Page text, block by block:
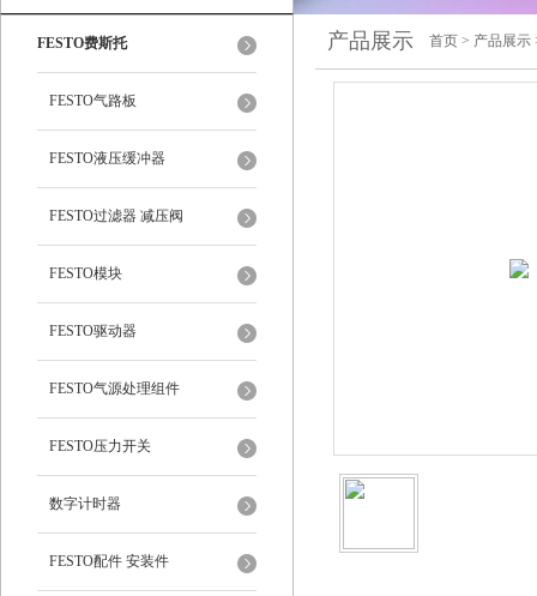
FESTO费斯托
FESTO气路板
FESTO液压缓冲器
FESTO过滤器 减压阀
FESTO模块
FESTO驱动器
FESTO气源处理组件
FESTO压力开关
数字计时器
FESTO配件 安装件
产品展示 首页 > 产品展示